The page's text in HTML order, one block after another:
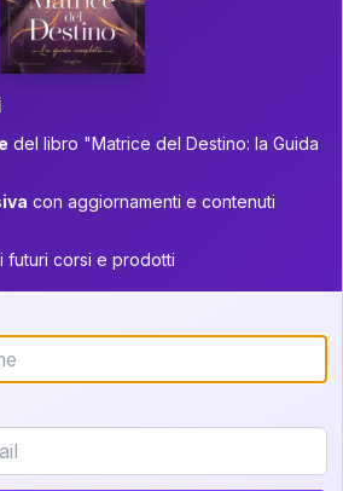
gratuita
più in basso per vedere
parziale gratuita della tua
newsletter per ricevere
quando sarà disponibile.
nella vostra
la vostra unione
del libro "Matrice del Destino: la Guida
con aggiornamenti e contenuti
futuri corsi e prodotti